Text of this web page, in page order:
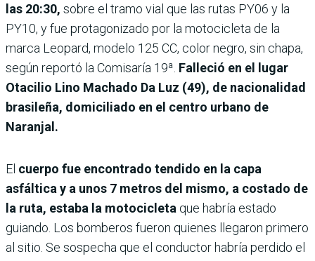
las 20:30, sobre el tramo vial que las rutas PY06 y la
PY10, y fue protagonizado por la motocicleta de la
marca Leopard, modelo 125 CC, color negro, sin chapa,
según reportó la Comisaría 19ª. Falleció en el lugar
Otacilio Lino Machado Da Luz (49), de nacionalidad
brasileña, domiciliado en el centro urbano de
Naranjal.
El cuerpo fue encontrado tendido en la capa
asfáltica y a unos 7 metros del mismo, a costado de
la ruta, estaba la motocicleta que habría estado
guiando. Los bomberos fueron quienes llegaron primero
al sitio. Se sospecha que el conductor habría perdido el